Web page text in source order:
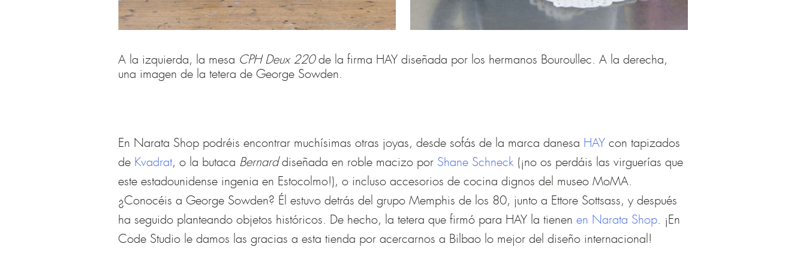
A la izquierda, la mesa CPH Deux 220de la firma HAY diseñada por los hermanos Bouroullec. A la derecha,
una imagen de la tetera de George Sowden.
En Narata Shop podréis encontrar muchísimas otras joyas, desde sofás de la marca danesa HAY con tapizados
de Kvadrat, o la butaca Bernarddiseñada en roble macizo por Shane Schneck (¡no os perdáis las virguerías que
este estadounidense ingenia en Estocolmo!), o incluso accesorios de cocina dignos del museo MoMA.
¿Conocéis a George Sowden? Él estuvo detrás del grupo Memphis de los 80, junto a Ettore Sottsass, y después
ha seguido planteando objetos históricos. De hecho, la tetera que firmó para HAY la tienen en Narata Shop. ¡En
Code Studio le damos las gracias a esta tienda por acercarnos a Bilbao lo mejor del diseño internacional!